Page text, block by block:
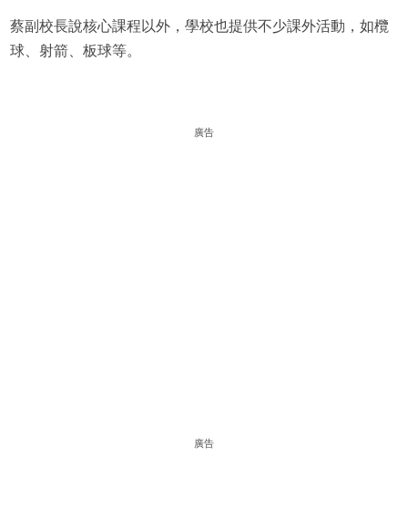
蔡副校長說核心課程以外，學校也提供不少課外活動，如欖
球、射箭、板球等。
廣告
廣告